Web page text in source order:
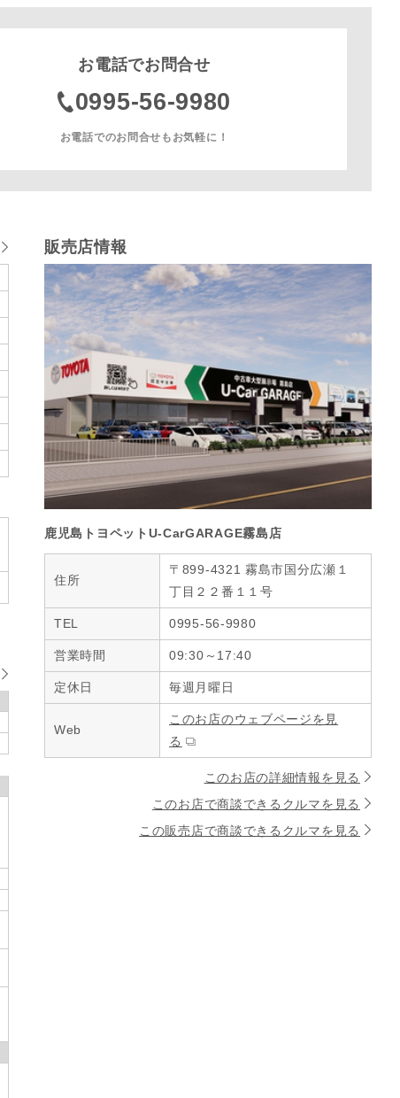
お電話でお問合せ
0995-56-9980
お電話でのお問合せもお気軽に！
販売店情報
鹿児島トヨペットU-CarGARAGE霧島店
住所
〒899-4321 霧島市国分広瀬１
丁目２２番１１号
TEL 0995-56-9980
営業時間 09:30～17:40
定休日 毎週月曜日
Web
このお店のウェブページを見
る
このお店の詳細情報を見る
このお店で商談できるクルマを見る
この販売店で商談できるクルマを見る